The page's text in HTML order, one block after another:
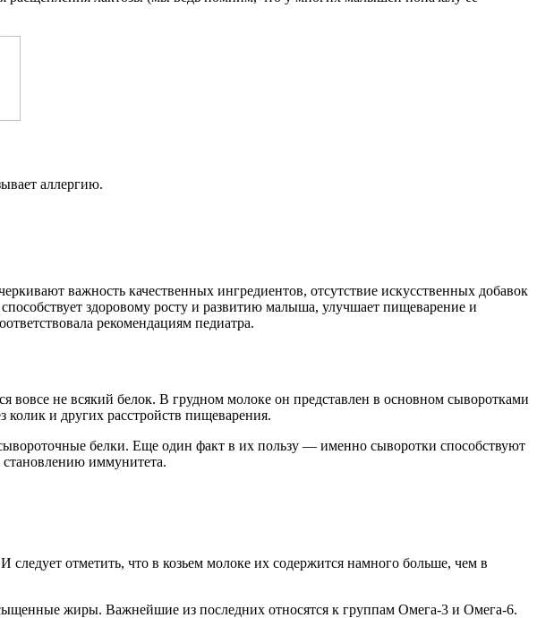
аллергию.
важность качественных ингредиентов, отсутствие искусственных добавок
здоровому росту и развитию малыша, улучшает пищеварение и
рекомендациям педиатра.
вовсе не всякий белок. В грудном молоке он представлен в основном сыворотками
и других расстройств пищеварения.
белки. Еще один факт в их пользу — именно сыворотки способствуют
иммунитета.
отметить, что в козьем молоке их содержится намного больше, чем в
жиры. Важнейшие из последних относятся к группам Омега-3 и Омега-6.